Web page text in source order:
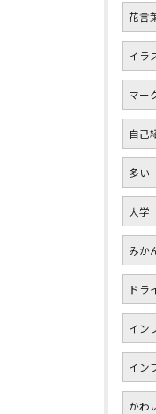
花言
イラ
マー
自己
多い
大学
みか
ドラ
イン
イン
かわ